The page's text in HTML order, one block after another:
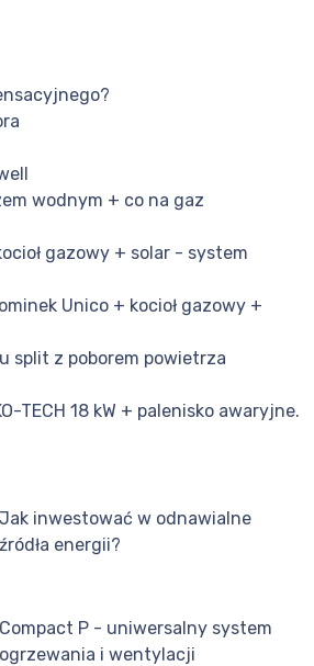
wodnym + co na gaz
gazowy + solar - system
Unico + kocioł gazowy +
split z poborem powietrza
TECH 18 kW + palenisko awaryjne.
Jak inwestować w odnawialne
źródła energii?
Compact P - uniwersalny system
ogrzewania i wentylacji